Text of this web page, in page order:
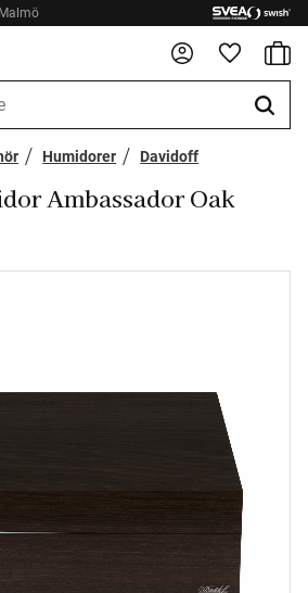
Humidorer Davidoff
Ambassador Oak